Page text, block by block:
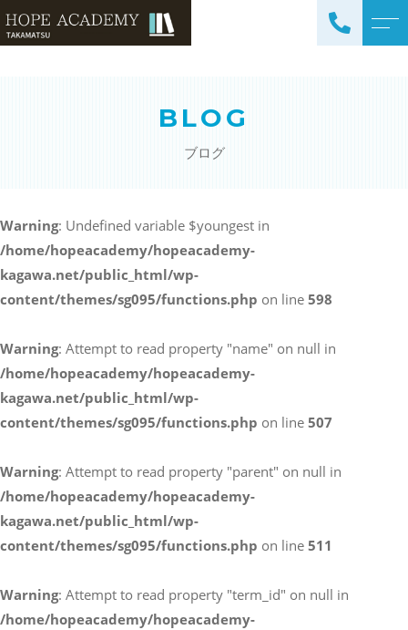
（4科目）
中学生コース（5科目）
高校生コース（3科目）
英会話コース（幼児～小学
校低学年）
087-887-7663
Webからのお問い合わせ
CONTACT
BLOG
ブログ
Warning: Undefined variable $youngest in
/home/hopeacademy/hopeacademy-
kagawa.net/public_html/wp-
content/themes/sg095/functions.php on line 598
Warning: Attempt to read property "name" on null in
/home/hopeacademy/hopeacademy-
kagawa.net/public_html/wp-
content/themes/sg095/functions.php on line 507
Warning: Attempt to read property "parent" on null in
/home/hopeacademy/hopeacademy-
kagawa.net/public_html/wp-
content/themes/sg095/functions.php on line 511
Warning: Attempt to read property "term_id" on null in
/home/hopeacademy/hopeacademy-